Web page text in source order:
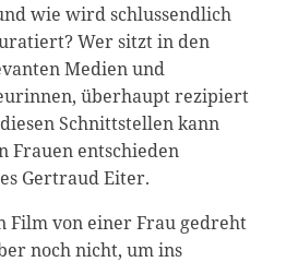
wie wird schlussendlich
Wer sitzt in den
Medien und
überhaupt rezipiert
Schnittstellen kann
Frauen entschieden
Gertraud Eiter.
Film von einer Frau gedreht
noch nicht, um ins